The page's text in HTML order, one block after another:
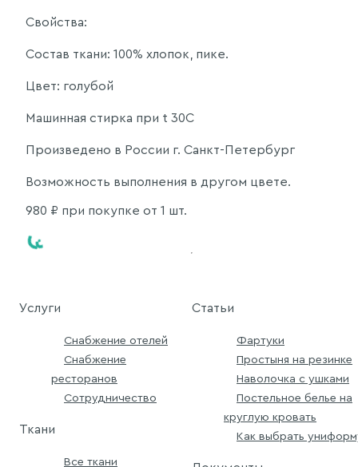
Свойства:
Состав ткани: 100% хлопок, пике.
Цвет: голубой
Машинная стирка при t 30C
Произведено в России г. Санкт-Петербург
Возможность выполнения в другом цвете.
980 ₽ при покупке от 1 шт.
Услуги
Снабжение отелей
Снабжение
ресторанов
Сотрудничество
Ткани
Все ткани
Статьи
Фартуки
Простыня на резинке
Наволочка с ушками
Постельное белье на
круглую кровать
Как выбрать